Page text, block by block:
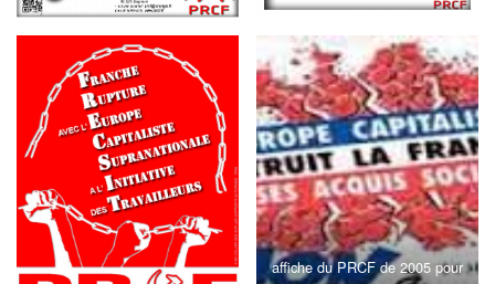
affiche du PRCF de 2005 pour